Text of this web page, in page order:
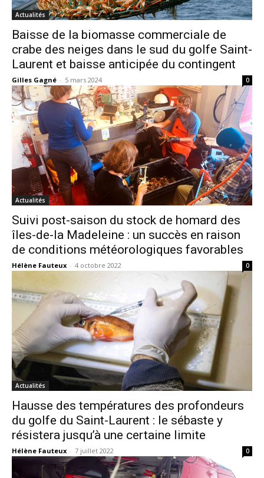
Actualités
Baisse de la biomasse commerciale de
crabe des neiges dans le sud du golfe Saint-
Laurent et baisse anticipée du contingent
Gilles Gagné - 5 mars 2024 0
Actualités
Suivi post-saison du stock de homard des
îles-de-la Madeleine : un succès en raison
de conditions météorologiques favorables
Hélène Fauteux - 4 octobre 2022 0
Actualités
Hausse des températures des profondeurs
du golfe du Saint-Laurent : le sébaste y
résistera jusqu’à une certaine limite
Hélène Fauteux - 7 juillet 2022 0